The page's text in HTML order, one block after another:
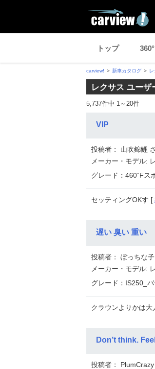
トップ
carview! 新車カタログ
レクサス ユーザ
5,737件中 1～20件
VIP
投稿者： 山吹錦鯉
メーカー・モデル:
グレード：460“Fス
セッティングOKす [
遅い 臭い 重い
投稿者： ぼっちな
メーカー・モデル:
グレード：IS250_
クラウンよりかは
Don’t think.
投稿者：